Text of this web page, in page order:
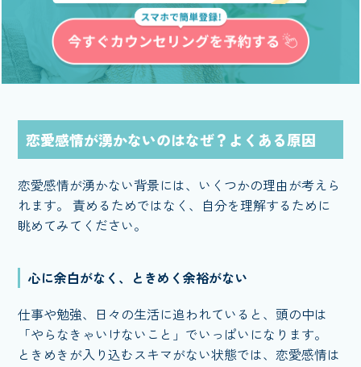
恋愛感情が湧かないのはなぜ？よくある原因
恋愛感情が湧かない背景には、いくつかの理由が考えら
れます。 責めるためではなく、自分を理解するために
眺めてみてください。
心に余白がなく、ときめく余裕がない
仕事や勉強、日々の生活に追われていると、頭の中は
「やらなきゃいけないこと」でいっぱいになります。
ときめきが入り込むスキマがない状態では、恋愛感情は